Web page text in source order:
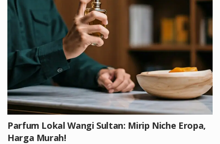
Parfum Lokal Wangi Sultan: Mirip Niche Eropa,
Harga Murah!